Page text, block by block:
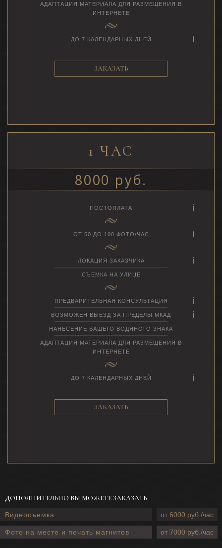
АДАПТАЦИЯ МАТЕРИАЛА ДЛЯ РАЗМЕЩЕНИЯ В
ИНТЕРНЕТЕ
ДО 7 КАЛЕНДАРНЫХ ДНЕЙ
ЗАКАЗАТЬ
1 ЧАС
8000 руб.
ПОСТОПЛАТА
ОТ 50 ДО 100 ФОТО/ЧАС
ЛОКАЦИЯ ЗАКАЗЧИКА
СЪЕМКА НА УЛИЦЕ
ПРЕДВАРИТЕЛЬНАЯ КОНСУЛЬТАЦИЯ
ВОЗМОЖЕН ВЫЕЗД ЗА ПРЕДЕЛЫ МКАД
НАНЕСЕНИЕ ВАШЕГО ВОДЯНОГО ЗНАКА
АДАПТАЦИЯ МАТЕРИАЛА ДЛЯ РАЗМЕЩЕНИЯ В
ИНТЕРНЕТЕ
ДО 7 КАЛЕНДАРНЫХ ДНЕЙ
ЗАКАЗАТЬ
ДОПОЛНИТЕЛЬНО ВЫ МОЖЕТЕ ЗАКАЗАТЬ
Видеосъемка от 6000 руб./час
Фото на месте и печать магнитов от 7000 руб./час